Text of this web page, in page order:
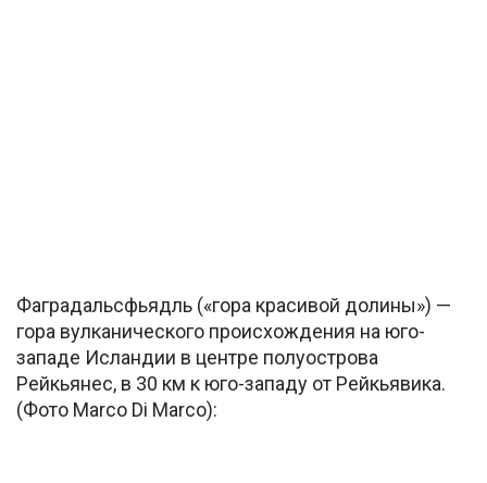
Фаградальсфьядль («гора красивой долины») —
гора вулканического происхождения на юго-
западе Исландии в центре полуострова
Рейкьянес, в 30 км к юго-западу от Рейкьявика.
(Фото Marco Di Marco):